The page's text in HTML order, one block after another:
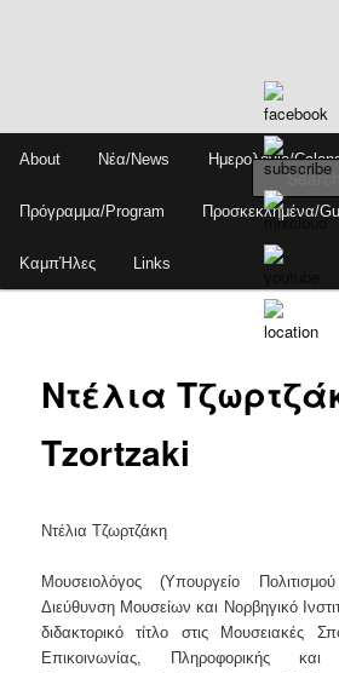
content
menu
About Νέα/News Ημερολόγιο/
Πρόγραμμα/Program Προσκεκλημένα/
ΚαμπΉλες Links
Ντέλια
Tzortzaki
Ντέλια Τζωρτζάκη
Μουσειολόγος (Υπουργείο
Διεύθυνση Μουσείων και Νορβηγικό
διδακτορικό τίτλο στις Μουσειακές
Επικοινωνίας, Πληροφορικής